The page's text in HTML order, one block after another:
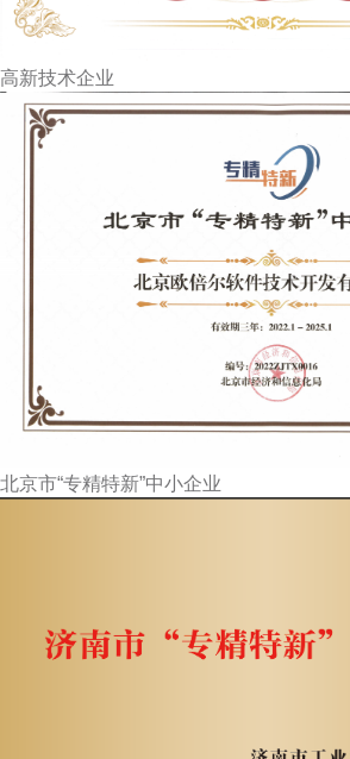
高新技术企业
北京市“专精特新”中小企业